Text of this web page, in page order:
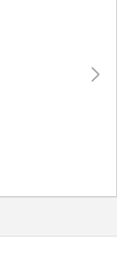
）ＥＶＡ素
スタイルア
品です。